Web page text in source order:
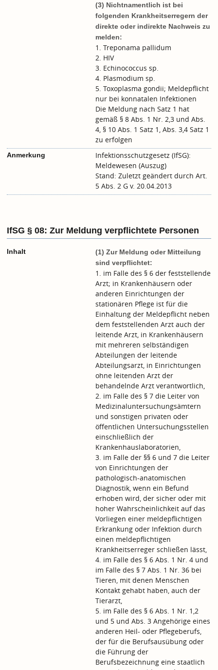
(3) Nichtnamentlich ist bei
folgenden Krankheitserregern der
direkte oder indirekte Nachweis zu
melden:
1. Treponama pallidum
2. HIV
3. Echinococcus sp.
4. Plasmodium sp.
5. Toxoplasma gondii; Meldepflicht
nur bei konnatalen Infektionen
Die Meldung nach Satz 1 hat
gemäß § 8 Abs. 1 Nr. 2,3 und Abs.
4, § 10 Abs. 1 Satz 1, Abs. 3,4 Satz 1
zu erfolgen
Anmerkung
Infektionsschutzgesetz (IfSG):
Meldewesen (Auszug)
Stand: Zuletzt geändert durch Art.
5 Abs. 2 G v. 20.04.2013
IfSG § 08: Zur Meldung verpflichtete Personen
Inhalt
(1) Zur Meldung oder Mitteilung
sind verpflichtet:
1. im Falle des § 6 der feststellende
Arzt; in Krankenhäusern oder
anderen Einrichtungen der
stationären Pflege ist für die
Einhaltung der Meldepflicht neben
dem feststellenden Arzt auch der
leitende Arzt, in Krankenhäusern
mit mehreren selbständigen
Abteilungen der leitende
Abteilungsarzt, in Einrichtungen
ohne leitenden Arzt der
behandelnde Arzt verantwortlich,
2. im Falle des § 7 die Leiter von
Medizinaluntersuchungsämtern
und sonstigen privaten oder
öffentlichen Untersuchungsstellen
einschließlich der
Krankenhauslaboratorien,
3. im Falle der §§ 6 und 7 die Leiter
von Einrichtungen der
pathologisch-anatomischen
Diagnostik, wenn ein Befund
erhoben wird, der sicher oder mit
hoher Wahrscheinlichkeit auf das
Vorliegen einer meldepflichtigen
Erkrankung oder Infektion durch
einen meldepflichtigen
Krankheitserreger schließen lässt,
4. im Falle des § 6 Abs. 1 Nr. 4 und
im Falle des § 7 Abs. 1 Nr. 36 bei
Tieren, mit denen Menschen
Kontakt gehabt haben, auch der
Tierarzt,
5. im Falle des § 6 Abs. 1 Nr. 1,2
und 5 und Abs. 3 Angehörige eines
anderen Heil- oder Pflegeberufs,
der für die Berufsausübung oder
die Führung der
Berufsbezeichnung eine staatlich